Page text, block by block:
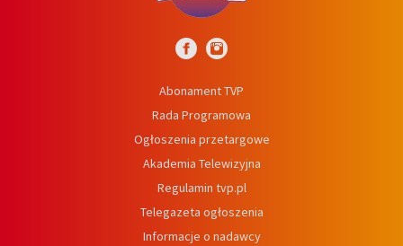
Abonament TVP
Rada Programowa
Ogłoszenia przetargowe
Akademia Telewizyjna
Regulamin tvp.pl
Telegazeta ogłoszenia
Informacje o nadawcy